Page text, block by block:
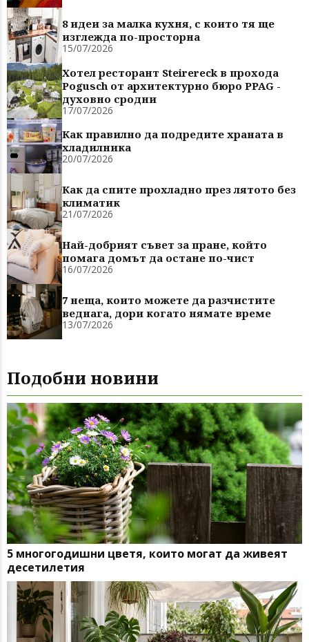
8 идеи за малка кухня, с които тя ще
изглежда по-просторна
15/07/2026
Хотел ресторант Steirereck в прохода
Pogusch от архитектурно бюро PPAG -
духовно сродни
17/07/2026
Как правилно да подредите храната в
хладилника
20/07/2026
Как да спите прохладно през лятото без
климатик
21/07/2026
Най-добрият съвет за пране, който
помага домът да остане по-чист
16/07/2026
7 неща, които можете да разчистите
веднага, дори когато нямате време
13/07/2026
Подобни новини
5 многогодишни цветя, които могат да живеят
десетилетия